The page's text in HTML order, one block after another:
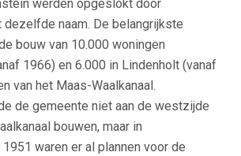
werden opgeslokt door
naam. De belangrijkste
bouw van 10.000 woningen
1966) en 6.000 in Lindenholt (vanaf
van het Maas-Waalkanaal.
de gemeente niet aan de westzijde
bouwen, maar in
waren er al plannen voor de